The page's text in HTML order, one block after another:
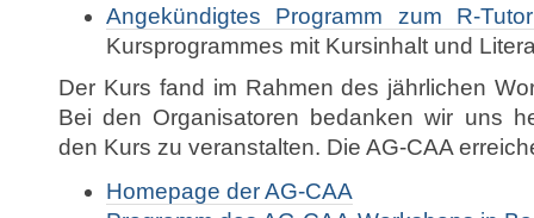
Angekündigtes Programm zum R-
Kursprogrammes mit Kursinhalt und
Der Kurs fand im Rahmen des jährlichen
Bei den Organisatoren bedanken wir uns
den Kurs zu veranstalten. Die AG-CAA
Homepage der AG-CAA